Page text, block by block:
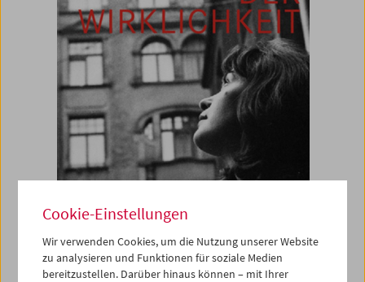
Cookie-Einstellungen
Wir verwenden Cookies, um die Nutzung unserer Website
zu analysieren und Funktionen für soziale Medien
bereitzustellen. Darüber hinaus können – mit Ihrer